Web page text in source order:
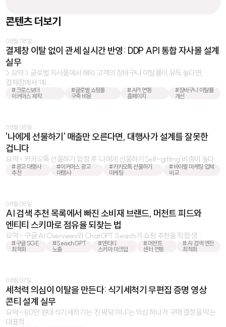
콘텐츠 더보기
08월 08일
결제창 이탈 없이 관세 실시간 반영: DDP API 통합 자사몰 설계
실무
> 요약 > 글로벌 자사몰에서 해외 고객의 장바구니 이탈률이 유독 높다면,
결제창에서 '예 ...
#크로스보더
이커머스 제작
#글로벌 쇼핑몰
구축 비용
#API 연동
홈페이지
#장바구니 이탈률
개선
08월 08일
'나에게 선물하기' 매출만 오른다면, 대행사가 설계를 잘못한
겁니다
요약 - 카카오톡 선물하기 입점 후 '나에게 선물하기Self-gifting' 비중이 높다 ...
#광고 대행사
추천
#이커머스 광고
대행사
#카카오톡 선물하기
마케팅
#바이럴 마케팅 업체
비교
08월 08일
AI 검색 추천 목록에서 빠진 소비재 브랜드, 머천트 피드와
엔티티 스키마로 점유율 되찾는 법
요약 - 구글 AI Overviews와 ChatGPT Search가 쇼핑 추천을 직접 생 ...
#구글 SGE
최적화
#SearchGPT
노출
#엔티티
스키마 마크업
#머천트
센터 연동
#AI 검색 엔진
최적화
08월 07일
세척력 의심이 이탈을 만든다: 식기세척기 무편집 증명 영상
콘티 설계 실무
요약 - 80만 원대 식기세척기는 '진짜 닦이냐'는 의심 하나가 구매 결정을 막는
대표적 ...